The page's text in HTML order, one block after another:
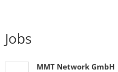
Jobs
MMT Network GmbH